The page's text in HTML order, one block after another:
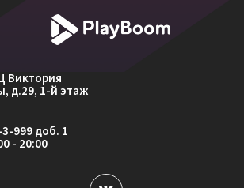
файлов cookie
Виктория
д.29, 1-й этаж
999 доб. 1
- 20:00